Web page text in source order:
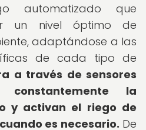
automatizado que
un nivel óptimo de
adaptándose a las
de cada tipo de
a través de sensores
constantemente la
y activan el riego de
es necesario. De